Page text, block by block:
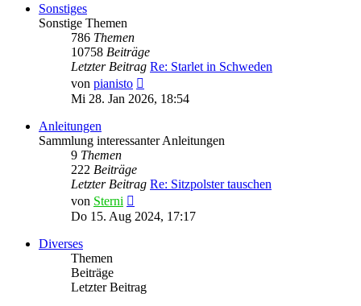
Sonstiges
Sonstige Themen
786 Themen
10758 Beiträge
Letzter Beitrag Re: Starlet in Schweden
von pianisto
Beitrag
Mi 28. Jan 2026, 18:54
Anleitungen
Sammlung interessanter Anleitungen
9 Themen
222 Beiträge
Letzter Beitrag Re: Sitzpolster tauschen
von Sterni
Beitrag
Do 15. Aug 2024, 17:17
Diverses
Themen
Beiträge
Letzter Beitrag